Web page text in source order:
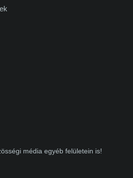
média egyéb felületein is!